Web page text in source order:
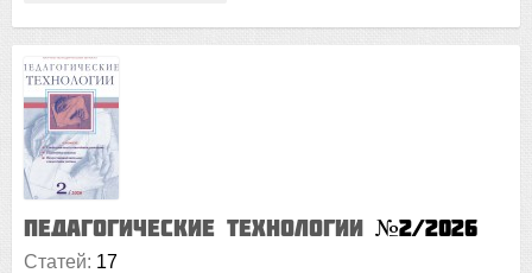
Педагогические технологии №2/2026
Статей: 17